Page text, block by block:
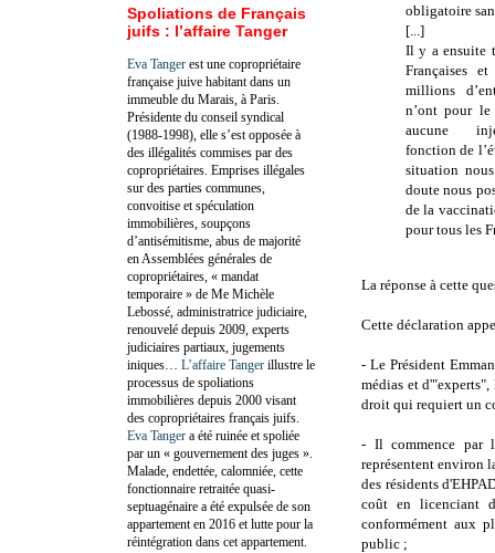
obligatoire
[...]
Il y a ensuite
Françaises
millions
n’ont pour le
aucune
fonction de
situation
doute nous
de la
pour tous les
La réponse à cette
Cette déclaration
- Le Président
médias et
droit qui requiert un
- Il commence par
représentent environ
des résidents
coût en licenciant
conformément aux
public ;
Spoliations de Français
juifs : l’affaire Tanger
Eva Tanger est une copropriétaire
française juive habitant dans un
immeuble du Marais, à Paris.
Présidente du conseil syndical
(1988-1998), elle s’est opposée à
des illégalités commises par des
copropriétaires. Emprises illégales
sur des parties communes,
convoitise et spéculation
immobilières, soupçons
d’antisémitisme, abus de majorité
en Assemblées générales de
copropriétaires, « mandat
temporaire » de Me Michèle
Lebossé, administratrice judiciaire,
renouvelé depuis 2009, experts
judiciaires partiaux, jugements
iniques… L’affaire Tanger illustre le
processus de spoliations
immobilières depuis 2000 visant
des copropriétaires français juifs.
Eva Tanger a été ruinée et spoliée
par un « gouvernement des juges ».
Malade, endettée, calomniée, cette
fonctionnaire retraitée quasi-
septuagénaire a été expulsée de son
appartement en 2016 et lutte pour la
réintégration dans cet appartement.